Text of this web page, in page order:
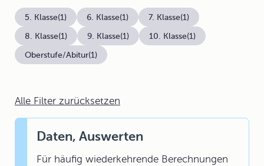
Alle Filter zurücksetzen
Daten, Auswerten
Für häufig wiederkehrende Berechnungen
5. Klasse(1) 6. Klasse(1) 7. Klasse(1)
8. Klasse(1) 9. Klasse(1) 10. Klasse(1)
Oberstufe/Abitur(1)